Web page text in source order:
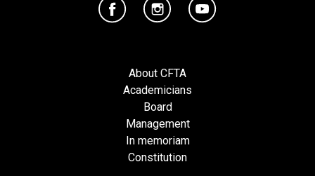
About CFTA
Academicians
Board
Management
In memoriam
Constitution